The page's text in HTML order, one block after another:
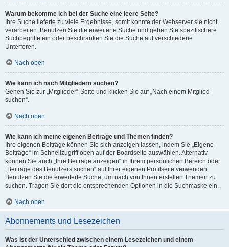
Warum bekomme ich bei der Suche eine leere Seite?
Ihre Suche lieferte zu viele Ergebnisse, somit konnte der Webserver sie nicht
verarbeiten. Benutzen Sie die erweiterte Suche und geben Sie spezifischere
Suchbegriffe ein oder beschränken Sie die Suche auf verschiedene
Unterforen.
Nach oben
Wie kann ich nach Mitgliedern suchen?
Gehen Sie zur „Mitglieder“-Seite und klicken Sie auf „Nach einem Mitglied
suchen“.
Nach oben
Wie kann ich meine eigenen Beiträge und Themen finden?
Ihre eigenen Beiträge können Sie sich anzeigen lassen, indem Sie „Eigene
Beiträge“ im Schnellzugriff oben auf der Boardseite auswählen. Alternativ
können Sie auch „Ihre Beiträge anzeigen“ in Ihrem persönlichen Bereich oder
„Beiträge des Benutzers suchen“ auf Ihrer eigenen Profilseite verwenden.
Benutzen Sie die erweiterte Suche, um nach von Ihnen erstellen Themen zu
suchen. Tragen Sie dort die entsprechenden Optionen in die Suchmaske ein.
Nach oben
Abonnements und Lesezeichen
Was ist der Unterschied zwischen einem Lesezeichen und einem